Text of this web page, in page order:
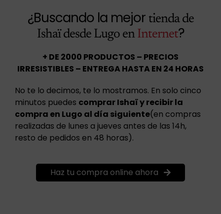
¿Buscando la mejor tienda de
Ishaï desde Lugo enInternet?
+ DE 2000 PRODUCTOS – PRECIOS
IRRESISTIBLES – ENTREGA HASTA EN 24 HORAS
No te lo decimos, te lo mostramos. En solo cinco
minutos puedes comprar Ishaï y recibir la
compra en Lugo al día siguiente(en compras
realizadas de lunes a jueves antes de las 14h,
resto de pedidos en 48 horas).
Haz tu compra online ahora